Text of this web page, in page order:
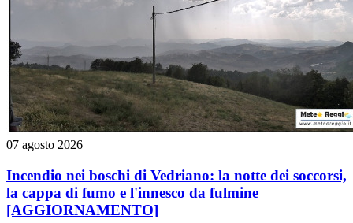
07 agosto 2026
Incendio nei boschi di Vedriano: la notte dei soccorsi,
la cappa di fumo e l'innesco da fulmine
[AGGIORNAMENTO]